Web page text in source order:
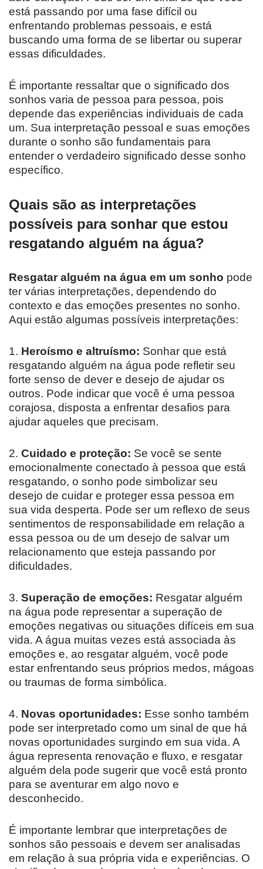
está passando por uma fase difícil ou
enfrentando problemas pessoais, e está
buscando uma forma de se libertar ou superar
essas dificuldades.
É importante ressaltar que o significado dos
sonhos varia de pessoa para pessoa, pois
depende das experiências individuais de cada
um. Sua interpretação pessoal e suas emoções
durante o sonho são fundamentais para
entender o verdadeiro significado desse sonho
específico.
Quais são as interpretações
possíveis para sonhar que estou
resgatando alguém na água?
Resgatar alguém na água em um sonho pode
ter várias interpretações, dependendo do
contexto e das emoções presentes no sonho.
Aqui estão algumas possíveis interpretações:
1. Heroísmo e altruísmo: Sonhar que está
resgatando alguém na água pode refletir seu
forte senso de dever e desejo de ajudar os
outros. Pode indicar que você é uma pessoa
corajosa, disposta a enfrentar desafios para
ajudar aqueles que precisam.
2. Cuidado e proteção: Se você se sente
emocionalmente conectado à pessoa que está
resgatando, o sonho pode simbolizar seu
desejo de cuidar e proteger essa pessoa em
sua vida desperta. Pode ser um reflexo de seus
sentimentos de responsabilidade em relação a
essa pessoa ou de um desejo de salvar um
relacionamento que esteja passando por
dificuldades.
3. Superação de emoções: Resgatar alguém
na água pode representar a superação de
emoções negativas ou situações difíceis em sua
vida. A água muitas vezes está associada às
emoções e, ao resgatar alguém, você pode
estar enfrentando seus próprios medos, mágoas
ou traumas de forma simbólica.
4. Novas oportunidades: Esse sonho também
pode ser interpretado como um sinal de que há
novas oportunidades surgindo em sua vida. A
água representa renovação e fluxo, e resgatar
alguém dela pode sugerir que você está pronto
para se aventurar em algo novo e
desconhecido.
É importante lembrar que interpretações de
sonhos são pessoais e devem ser analisadas
em relação à sua própria vida e experiências. O